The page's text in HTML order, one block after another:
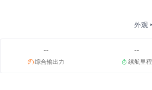
外观
--
综合输出力
--
续航里程